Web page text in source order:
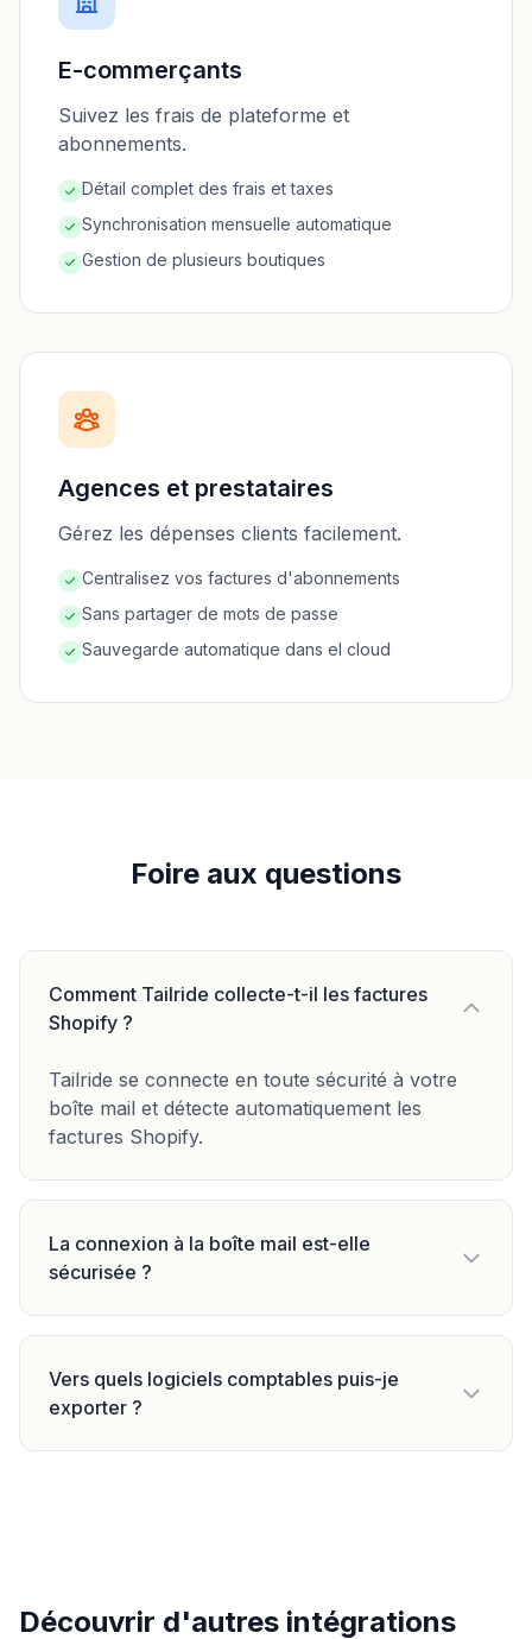
E-commerçants
Suivez les frais de plateforme et
abonnements.
Détail complet des frais et taxes
Synchronisation mensuelle automatique
Gestion de plusieurs boutiques
Agences et prestataires
Gérez les dépenses clients facilement.
Centralisez vos factures d'abonnements
Sans partager de mots de passe
Sauvegarde automatique dans el cloud
Foire aux questions
Comment Tailride collecte-t-il les factures
Shopify ?
Tailride se connecte en toute sécurité à votre
boîte mail et détecte automatiquement les
factures Shopify.
La connexion à la boîte mail est-elle
sécurisée ?
Vers quels logiciels comptables puis-je
exporter ?
Découvrir d'autres intégrations